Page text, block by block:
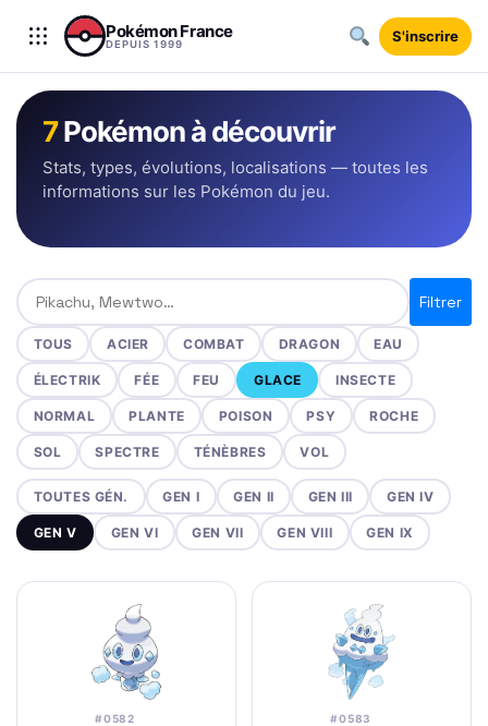
Aller au contenu
Pokémon France
DEPUIS 1999 S'inscrire
7Pokémon à découvrir
Stats, types, évolutions, localisations — toutes les
informations sur les Pokémon du jeu.
Rechercher un Pokémon
Filtrer
TOUS ACIER COMBAT DRAGON EAU
ÉLECTRIK FÉE FEU GLACE INSECTE
NORMAL PLANTE POISON PSY ROCHE
SOL SPECTRE TÉNÈBRES VOL
TOUTES GÉN. GEN I GEN II GEN III GEN IV
GEN V GEN VI GEN VII GEN VIII GEN IX
#0582 #0583